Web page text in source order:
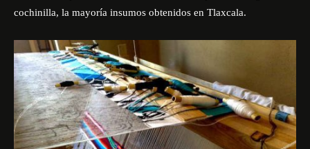
cochinilla, la mayoría insumos obtenidos en Tlaxcala.